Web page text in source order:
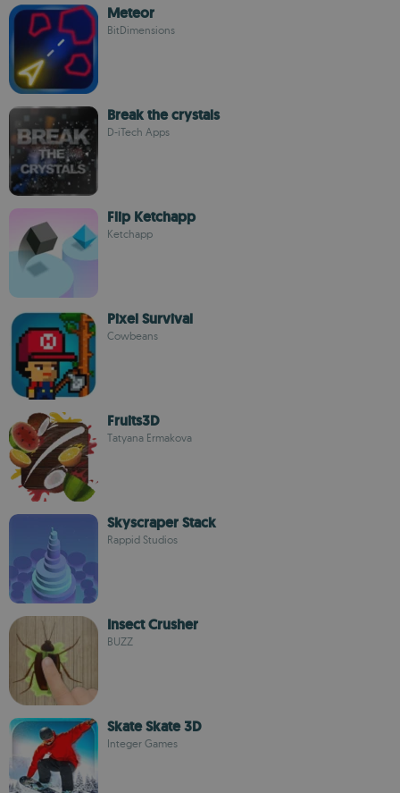
Meteor
BitDimensions
Break the crystals
D-iTech Apps
Flip Ketchapp
Ketchapp
Pixel Survival
Cowbeans
Fruits3D
Tatyana Ermakova
Skyscraper Stack
Rappid Studios
Insect Crusher
BUZZ
Skate Skate 3D
Integer Games